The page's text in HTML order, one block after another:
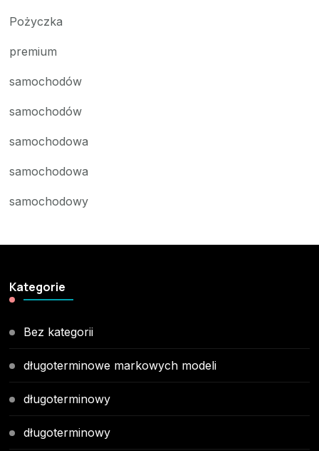
Pożyczka
premium
samochodów
samochodów
samochodowa
samochodowa
samochodowy
Kategorie
Bez kategorii
długoterminowe markowych modeli
długoterminowy
długoterminowy